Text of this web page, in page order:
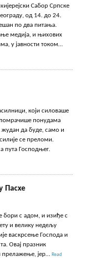
Сабор Српске
од 14. до 24.
по два питања.
медија, и њихових
у јавности током…
који силоваше
помрачише понудама
жудан да буде, само и
се преломи.
пута Господњег.
Пасхе
бори с адом, и изиђе с
и велику недељу
васкрсење Господа и
Овај празник
прелажење, јер…Read